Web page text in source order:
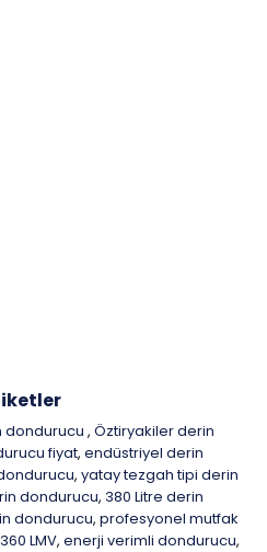
dondurucu , Öztiryakiler derin
fiyat, endüstriyel derin
, yatay tezgah tipi derin
dondurucu, 380 Litre derin
dondurucu, profesyonel mutfak
LMV, enerji verimli dondurucu,